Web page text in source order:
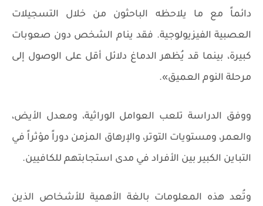
دائماً مع ما يلاحظه الباحثون من خلال التسجيلات
العصبية الفيزيولوجية. فقد ينام الشخص دون صعوبات
كبيرة، بينما قد يُظهر الدماغ دلائل أقل على الوصول إلى
مرحلة النوم العميق».
ووفق الدراسة تلعب العوامل الوراثية، ومعدل الأيض،
والعمر، ومستويات التوتر، والإرهاق المزمن دوراً مؤثراً في
التباين الكبير بين الأفراد في مدى استجابتهم للكافيين.
وتُعد هذه المعلومات بالغة الأهمية للأشخاص الذين